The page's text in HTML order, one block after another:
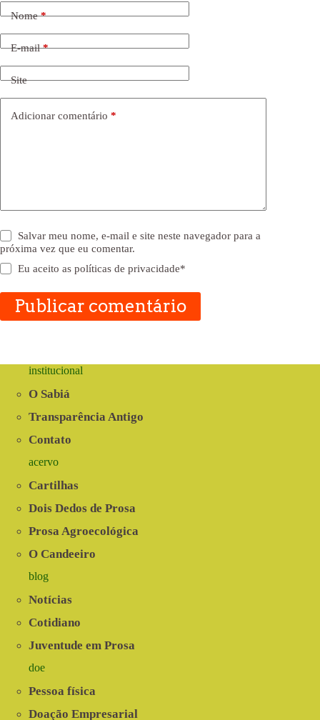
Nome*
E-mail*
Site
Adicionar comentário *
Salvar meu nome, e-mail e site neste navegador para a
próxima vez que eu comentar.
Eu aceito aspolíticas de privacidade*
Publicar comentário
institucional
O Sabiá
Transparência Antigo
Contato
acervo
Cartilhas
Dois Dedos de Prosa
Prosa Agroecológica
O Candeeiro
blog
Notícias
Cotidiano
Juventude em Prosa
doe
Pessoa física
Doação Empresarial